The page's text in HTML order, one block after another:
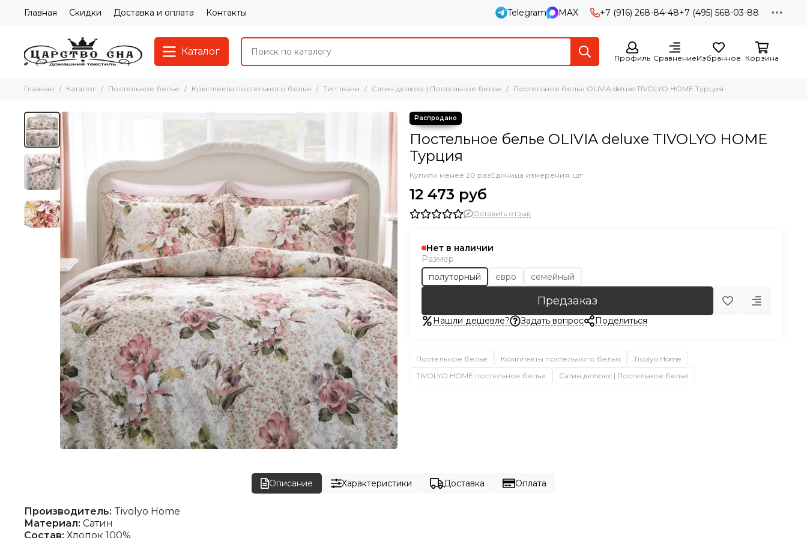
Главная Скидки Доставка и оплата Контакты Telegram MAX +7 (916) 268-84-48+7 (495) 568-03-88
Каталог
Профиль СравнениеИзбранное Корзина
Главная Каталог Постельное белье Комплекты постельного белья Тип ткани Сатин делюкс | Постельное белье Постельное белье OLIVIA deluxe TIVOLYO HOME Турция
Постельное белье OLIVIA deluxe TIVOLYO HOME
Турция
Купили менее 20 разЕдиница измерения: шт
12 473 руб
Оставить отзыв
Нет в наличии
Размер
полуторный
евро семейный
Предзаказ
Нашли дешевле? Задать вопрос Поделиться
Постельное белье Комплекты постельного белья
Tivolyo Home
TIVOLYO HOME постельное белье
Сатин делюкс | Постельное белье
Описание Характеристики Доставка Оплата
Производитель: Tivolyo Home
Материал: Сатин
Состав: Хлопок 100%